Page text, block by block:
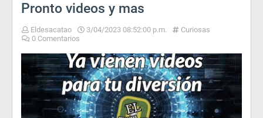
Pronto videos y mas
Eldesacatao 3/04/2023 08:52:00 p.m.
Curiosas
0 Comentarios